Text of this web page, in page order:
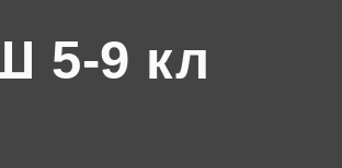
5-9 кл